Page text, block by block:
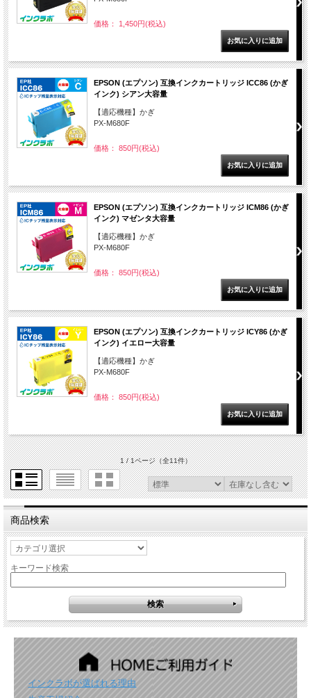
価格： 1,450円(税込)
EPSON (エプソン) 互換インクカートリッジ ICC86 (かぎ
インク) シアン大容量
【適応機種】かぎ
PX-M680F
価格： 850円(税込)
EPSON (エプソン) 互換インクカートリッジ ICM86 (かぎ
インク) マゼンタ大容量
【適応機種】かぎ
PX-M680F
価格： 850円(税込)
EPSON (エプソン) 互換インクカートリッジ ICY86 (かぎ
インク) イエロー大容量
【適応機種】かぎ
PX-M680F
価格： 850円(税込)
1 / 1ページ（全11件）
商品検索
キーワード検索
インクラボが選ばれる理由